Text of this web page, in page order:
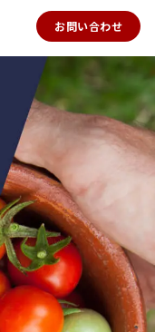
お問い合わせ